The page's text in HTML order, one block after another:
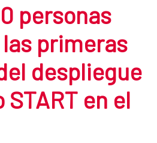
personas
primeras
despliegue
en el